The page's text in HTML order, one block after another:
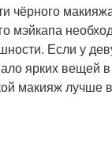
чёрного
мэйкапа
Если у
ярких вещей в
макияж лучше